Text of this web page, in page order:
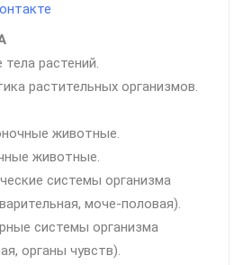
растений.
растительных организмов.
животные.
животные.
системы организма
моче-половая).
системы организма
органы чувств).